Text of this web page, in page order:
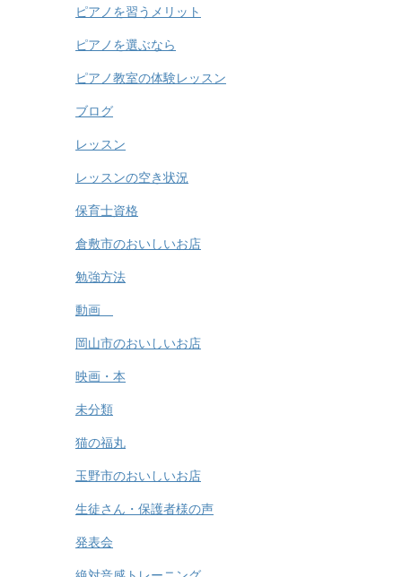
ピアノを習うメリット
ピアノを選ぶなら
ピアノ教室の体験レッスン
ブログ
レッスン
レッスンの空き状況
保育士資格
倉敷市のおいしいお店
勉強方法
動画
岡山市のおいしいお店
映画・本
未分類
猫の福丸
玉野市のおいしいお店
生徒さん・保護者様の声
発表会